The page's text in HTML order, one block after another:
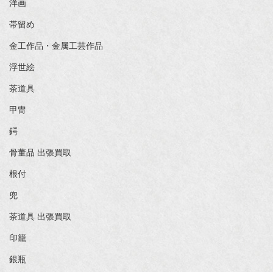
洋画
帯留め
金工作品・金属工芸作品
浮世絵
茶道具
甲冑
鍔
骨董品 出張買取
根付
兜
茶道具 出張買取
印籠
銀瓶